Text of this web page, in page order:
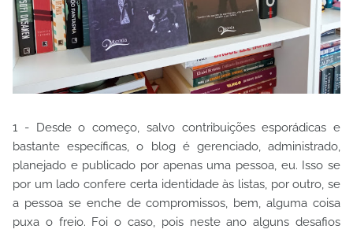
1 - Desde o começo, salvo contribuições esporádicas e
bastante específicas, o blog é gerenciado, administrado,
planejado e publicado por apenas uma pessoa, eu. Isso se
por um lado confere certa identidade às listas, por outro, se
a pessoa se enche de compromissos, bem, alguma coisa
puxa o freio. Foi o caso, pois neste ano alguns desafios